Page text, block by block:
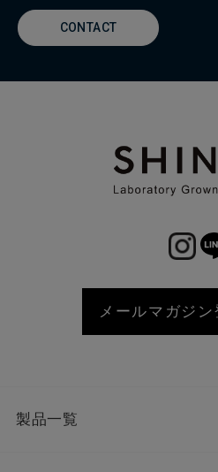
ジェイアール京都伊勢丹
大阪府大阪市阿倍野区阿倍野筋1-
06-6623-4693（直通）
CONTACT
メールマガジ
製品一覧